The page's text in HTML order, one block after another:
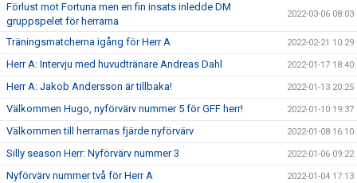
Förlust mot Fortuna men en fin insats inledde DM
gruppspelet för herrarna
2022-03-06 08:03
Träningsmatcherna igång för Herr A 2022-02-21 10:29
Herr A: Intervju med huvudtränare Andreas Dahl 2022-01-17 18:40
Herr A: Jakob Andersson är tillbaka! 2022-01-13 20:25
Välkommen Hugo, nyförvärv nummer 5 för GFF herr! 2022-01-10 19:37
Välkommen till herrarnas fjärde nyförvärv 2022-01-08 16:10
Silly season Herr: Nyförvärv nummer 3 2022-01-06 09:22
Nyförvärv nummer två för Herr A 2022-01-04 17:13